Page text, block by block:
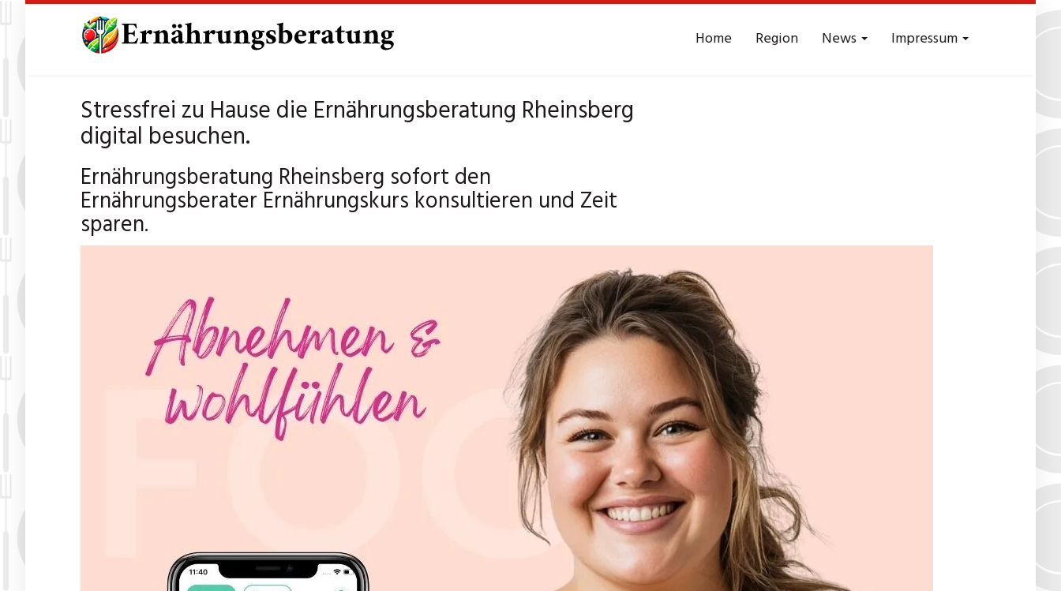
Home Region News Impressum
Stressfrei zu Hause die Ernährungsberatung Rheinsberg
digital besuchen.
Ernährungsberatung Rheinsberg sofort den
Ernährungsberater Ernährungskurs konsultieren und Zeit
sparen.